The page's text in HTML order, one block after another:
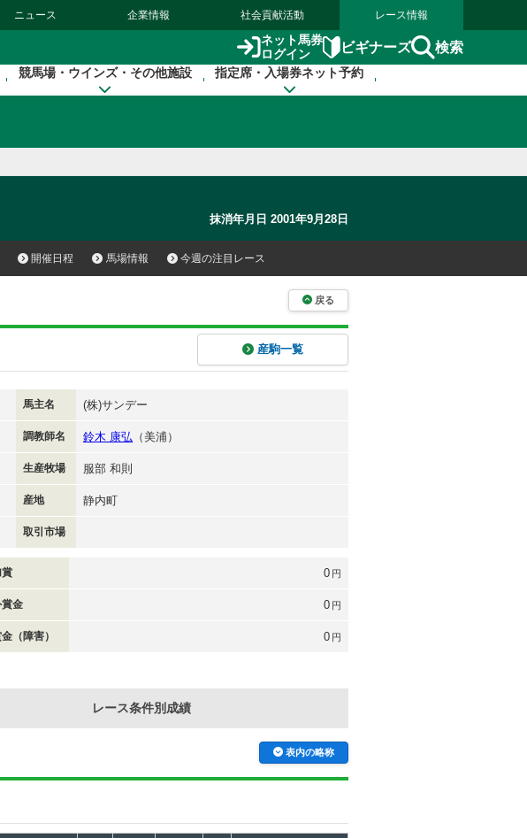
ニュース 企業情報 社会貢献活動 レース情報
ネット馬券
ログイン
ビギナーズ 検索
競馬場・ウインズ・その他施設 指定席・入場券ネット予約
抹消年月日 2001年9月28日
開催日程 馬場情報 今週の注目レース
戻る
産駒一覧
馬主名 (株)サンデー
調教師名 鈴木 康弘 （美浦）
生産牧場 服部 和則
産地 静内町
取引市場
賞 0 円
賞金 0 円
（障害） 0 円
レース条件別成績
表内の略称